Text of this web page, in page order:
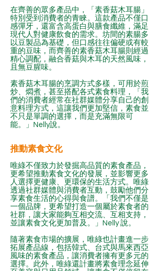
在齊善的眾多產品中，「素香菇木耳腸」
特別受到消費者的青睞。這款產品不僅口
感彈牙，還富含高蛋白與膳食纖維，滿足
現代人對健康飲食的需求。坊間的素腸多
以豆製品為基礎，但口感往往偏硬或有較
重的豆味，而齊善的素香菇木耳腸則經過
精心調配，融合香菇與木耳的天然風味，
且無豆腥味。
素香菇木耳腸的烹調方式多樣，可用於煎
炒、燜煮，甚至搭配各式素食料理，「我
們的消費者經常在社群媒體分享自己的創
意料理方式，這讓我們更加堅信，素食並
不只是單調的選擇，而是充滿無限可
能。」Nelly說。
推動素食文化
唯綠不僅致力於發掘高品質的素食產品，
更希望推動素食文化的發展，並影響更多
人選擇更健康、更環保的生活方式。唯綠
透過社群媒體與消費者互動，鼓勵他們分
享素食生活的心得與食譜。「我們不僅是
一個品牌，更希望打造一個屬於素食者的
社群，讓大家能夠互相交流、互相支持，
並讓素食文化更加普及。」Nelly 說。
隨著素食市場的擴展，唯綠也計畫進一步
拓展產品線，包括韓式、台式與馬來西亞
風味的素食產品，讓消費者擁有更多元的
選擇。此外，唯綠還計畫將素食理念延伸